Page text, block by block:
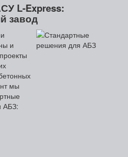
L-Express:
завод
и
мы
АБЗ: